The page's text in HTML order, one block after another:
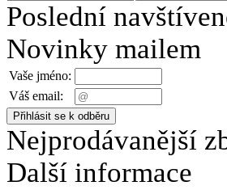
Poslední
Novinky mailem
Vaše jméno:
Váš email:
Nejprodávanější
Další informace